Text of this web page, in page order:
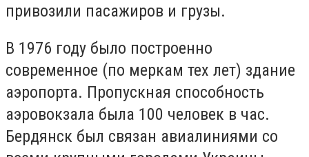
привозили пасажиров и грузы.
В 1976 году было построенно
современное (по меркам тех лет) здание
аэропорта. Пропускная способность
аэровокзала была 100 человек в час.
Бердянск был связан авиалиниями со